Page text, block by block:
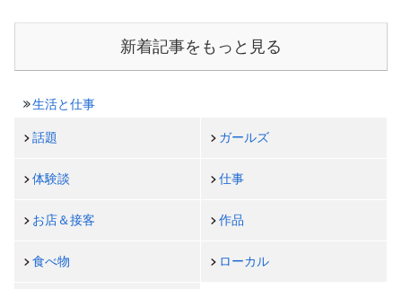
新着記事をもっと見る
生活と仕事
話題 ガールズ
体験談 仕事
お店＆接客 作品
食べ物 ローカル